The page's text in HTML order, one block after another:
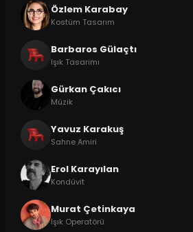
Özlem Karabay
Kostüm Tasarım
Barbaros Gülaçtı
Işık Tasarımı
Gürkan Çakıcı
Müzik
Yavuz Karakuş
Sahne Amiri
Erol Karayılan
Kondüvit
Murat Çetinkaya
Işık Operatörü